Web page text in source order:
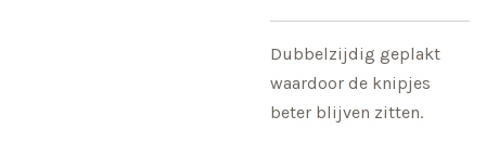
Dubbelzijdig geplakt
waardoor de knipjes
beter blijven zitten.